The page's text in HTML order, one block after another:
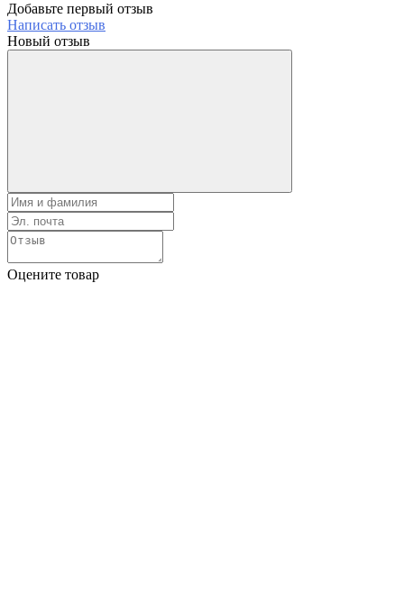
Добавьте первый отзыв
Написать отзыв
Новый отзыв
Оцените товар